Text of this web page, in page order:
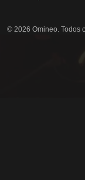
© 2026 Omineo. Todos